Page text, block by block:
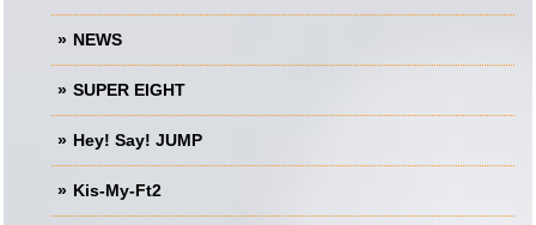
NEWS
SUPER EIGHT
Hey! Say! JUMP
Kis-My-Ft2